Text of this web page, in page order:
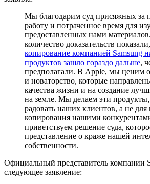
Мы благодарим суд присяжных за
работу и потраченное время для
предоставленных нами
количество доказательств
копирование компанией Samsung
продуктов зашло гораздо дальше,
предполагали. В Apple, мы ценим
и новаторство, которые
качества жизни и на создание
на земле. Мы делаем эти
радовать наших клиентов, а не для
копирования нашими
приветствуем решение суда,
представление о краже нашей
собственности.
Официальный представитель компании
следующее заявление: